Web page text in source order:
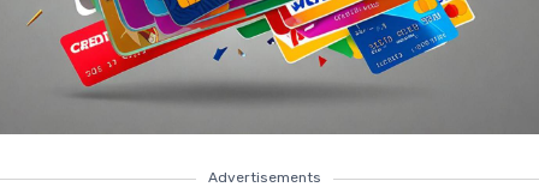
Advertisements